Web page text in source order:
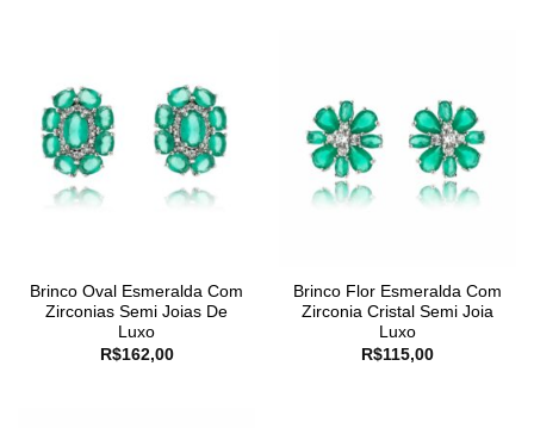
Brinco Oval Esmeralda Com
Zirconias Semi Joias De
Luxo
R$162,00
Brinco Flor Esmeralda Com
Zirconia Cristal Semi Joia
Luxo
R$115,00